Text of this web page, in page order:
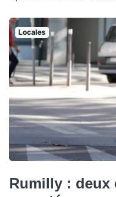
Locales
Rumilly : deux